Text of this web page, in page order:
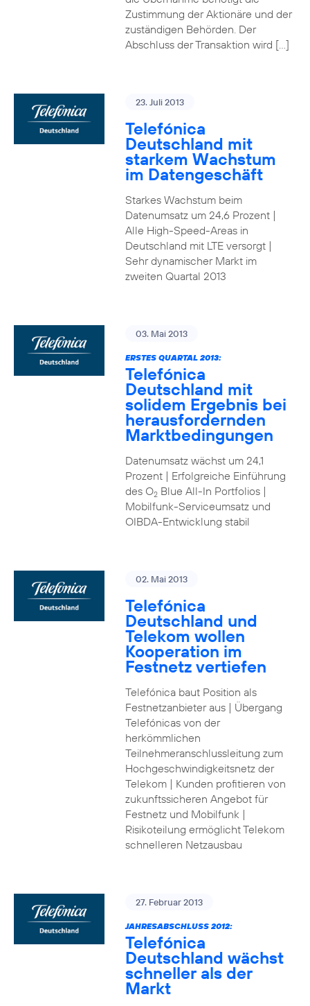
Zustimmung der Aktionäre und der
zuständigen Behörden. Der
Abschluss der Transaktion wird […]
23. Juli 2013
Telefónica
Deutschland mit
starkem Wachstum
im Datengeschäft
Starkes Wachstum beim
Datenumsatz um 24,6 Prozent |
Alle High-Speed-Areas in
Deutschland mit LTE versorgt |
Sehr dynamischer Markt im
zweiten Quartal 2013
03. Mai 2013
ERSTES QUARTAL 2013:
Telefónica
Deutschland mit
solidem Ergebnis bei
herausfordernden
Marktbedingungen
Datenumsatz wächst um 24,1
Prozent | Erfolgreiche Einführung
des O2Blue All-In Portfolios |
Mobilfunk-Serviceumsatz und
OIBDA-Entwicklung stabil
02. Mai 2013
Telefónica
Deutschland und
Telekom wollen
Kooperation im
Festnetz vertiefen
Telefónica baut Position als
Festnetzanbieter aus | Übergang
Telefónicas von der
herkömmlichen
Teilnehmeranschlussleitung zum
Hochgeschwindigkeitsnetz der
Telekom | Kunden profitieren von
zukunftssicheren Angebot für
Festnetz und Mobilfunk |
Risikoteilung ermöglicht Telekom
schnelleren Netzausbau
27. Februar 2013
JAHRESABSCHLUSS 2012:
Telefónica
Deutschland wächst
schneller als der
Markt